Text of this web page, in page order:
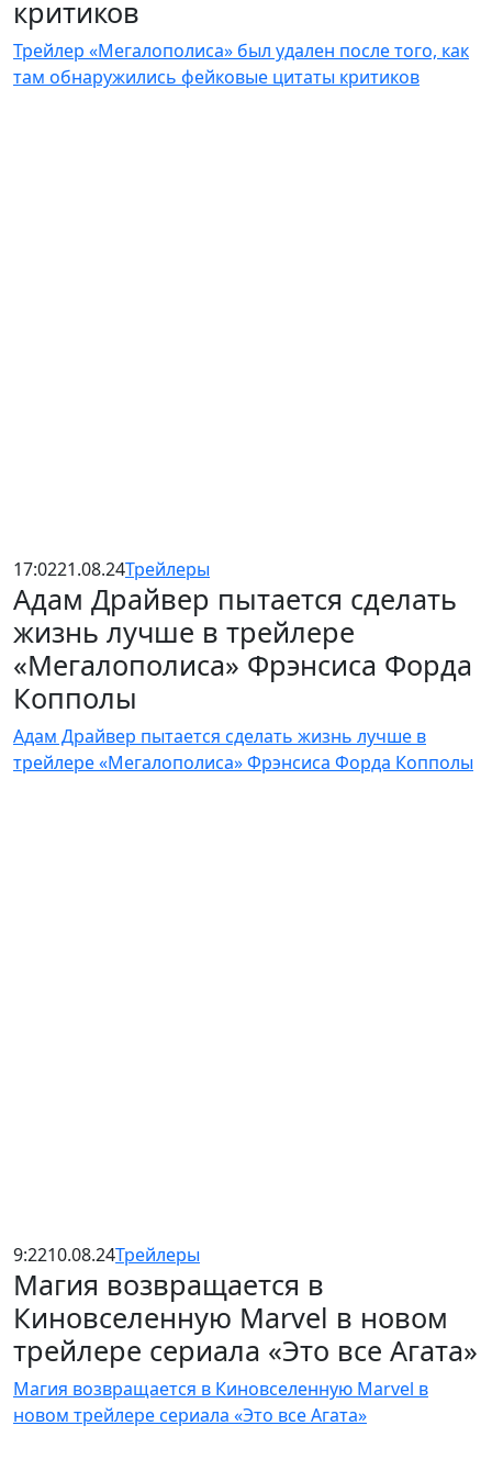
критиков
Трейлер «Мегалополиса» был удален после того, как
там обнаружились фейковые цитаты критиков
17:0221.08.24Трейлеры
Адам Драйвер пытается сделать
жизнь лучше в трейлере
«Мегалополиса» Фрэнсиса Форда
Копполы
Адам Драйвер пытается сделать жизнь лучше в
трейлере «Мегалополиса» Фрэнсиса Форда Копполы
9:2210.08.24Трейлеры
Магия возвращается в
Киновселенную Marvel в новом
трейлере сериала «Это все Агата»
Магия возвращается в Киновселенную Marvel в
новом трейлере сериала «Это все Агата»